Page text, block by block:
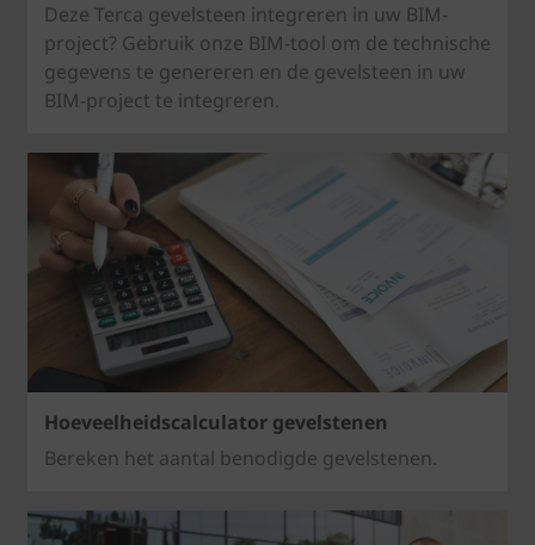
Deze Terca gevelsteen integreren in uw BIM-
project? Gebruik onze BIM-tool om de technische
gegevens te genereren en de gevelsteen in uw
BIM-project te integreren.
Hoeveelheidscalculator gevelstenen
Bereken het aantal benodigde gevelstenen.